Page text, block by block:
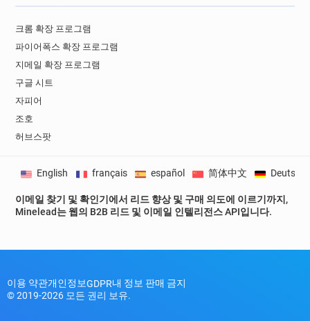
크롬 확장 프로그램
파이어폭스 확장 프로그램
지메일 확장 프로그램
구글 시트
자피어
조호
허브스팟
이메일 찾기 및 확인기에서 리드 향상 및 구매 의도에 이르기까지,
Minelead는 웹의 B2B 리드 및 이메일 인텔리전스 API입니다.
English français español 简体中文 Deutsch
이용 약관개인정보GDPR내 정보 판매 금지
© 2019-2026 모든 권리 보유.